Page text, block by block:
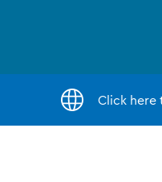
Click here